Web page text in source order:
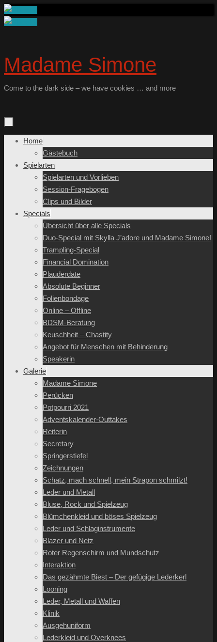
Zum
Inhalt
Madame Simone
Come to the dark side – we have cookies … and more
Zum
springen
Home
Gästebuch
Spielarten
Spielarten und Vorlieben
Session-Fragebogen
Clips und Bilder
Specials
Übersicht über alle Specials
Duo-Special mit Skylla J’adore und Madame Simone!
Trampling-Special
Financial Domination
Plauderdate
Absolute Beginner
Folienbondage
Online – Offline
BDSM-Beratung
Keuschheit – Chastity
Angebot für Menschen mit Behinderung
Speakerin
Galerie
Madame Simone
Perücken
Potpourri 2021
Adventskalender-Outtakes
Reiterin
Secretary
Springerstiefel
Zeichnungen
Schatz, mach schnell, mein Strapon schmilzt!
Leder und Metall
Bluse, Rock und Spielzeug
Blümchenkleid und böses Spielzeug
Leder und Schlaginstrumente
Blazer und Netz
Roter Regenschirm und Mundschutz
Interaktion
Das gezähmte Biest – Der gefügige Lederkerl
Looning
Leder, Metall und Waffen
Klinik
Ausgehuniform
Lederkleid und Overknees